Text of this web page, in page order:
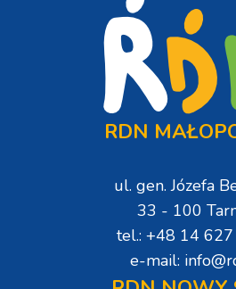
RDN
ul. gen. Józefa
33 - 100
tel.: +48 14
e-mail: